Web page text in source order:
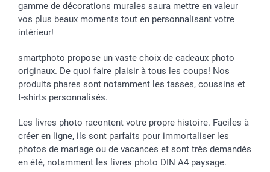
Chèque Cadeau
Investor Relations
B2B smartbusiness
Mariage
Fête d'anniversaire
Tous les évènements
Modes de Paiement
Identifiez-vous
Statut de ma commande
smarfriends
smartgarantie
smartbonus
gamme de décorations murales saura mettre en valeur
vos plus beaux moments tout en personnalisant votre
intérieur!
smartphoto propose un vaste choix de cadeaux photo
originaux. De quoi faire plaisir à tous les coups! Nos
produits phares sont notamment les tasses, coussins et
t-shirts personnalisés.
Les livres photo racontent votre propre histoire. Faciles à
créer en ligne, ils sont parfaits pour immortaliser les
photos de mariage ou de vacances et sont très demandés
en été, notamment les livres photo DIN A4 paysage.